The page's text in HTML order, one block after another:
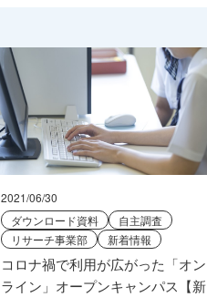
2021/06/30
ダウンロード資料
自主調査
リサーチ事業部
新着情報
コロナ禍で利用が広がった「オン
ライン」オープンキャンパス【新